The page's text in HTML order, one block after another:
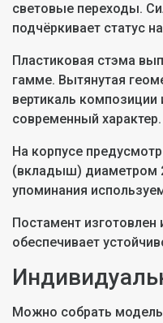
световые переходы.
подчёркивает статус
Пластиковая стэма
гамме. Вытянутая
вертикаль
современный характер.
На корпусе
(вкладыш) диаметром
упоминания
Постамент
обеспечивает
Можно собрать